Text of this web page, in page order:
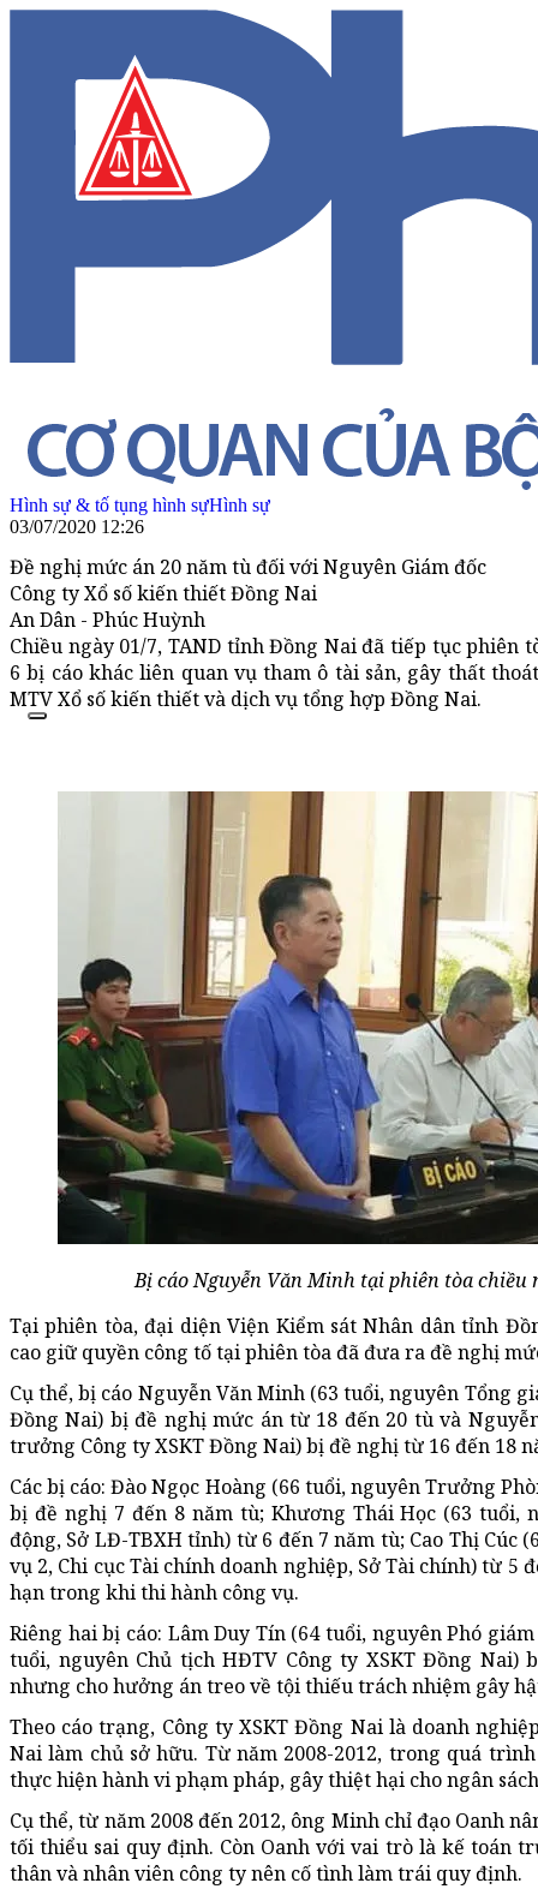
Hình sự & tố tụng hình sựHình sự
03/07/2020 12:26
Đề nghị mức án 20 năm tù đối với Nguyên Giám đốc
Công ty Xổ số kiến thiết Đồng Nai
An Dân - Phúc Huỳnh
Chiều ngày 01/7, TAND tỉnh Đồng Nai đã tiếp tục phiên
6 bị cáo khác liên quan vụ tham ô tài sản, gây thất
MTV Xổ số kiến thiết và dịch vụ tổng hợp Đồng Nai.
Bị cáo Nguyễn Văn Minh tại phiên tòa chiều
Tại phiên tòa, đại diện Viện Kiểm sát Nhân dân tỉnh
cao giữ quyền công tố tại phiên tòa đã đưa ra đề nghị
Cụ thể, bị cáo Nguyễn Văn Minh (63 tuổi, nguyên Tổng
Đồng Nai) bị đề nghị mức án từ 18 đến 20 tù và
trưởng Công ty XSKT Đồng Nai) bị đề nghị từ 16 đến 18
Các bị cáo: Đào Ngọc Hoàng (66 tuổi, nguyên Trưởng
bị đề nghị 7 đến 8 năm tù; Khương Thái Học (63 tuổi,
động, Sở LĐ-TBXH tỉnh) từ 6 đến 7 năm tù; Cao Thị
vụ 2, Chi cục Tài chính doanh nghiệp, Sở Tài chính) từ 5
hạn trong khi thi hành công vụ.
Riêng hai bị cáo: Lâm Duy Tín (64 tuổi, nguyên Phó
tuổi, nguyên Chủ tịch HĐTV Công ty XSKT Đồng
nhưng cho hưởng án treo về tội thiếu trách nhiệm gây
Theo cáo trạng, Công ty XSKT Đồng Nai là doanh
Nai làm chủ sở hữu. Từ năm 2008-2012, trong quá
thực hiện hành vi phạm pháp, gây thiệt hại cho ngân
Cụ thể, từ năm 2008 đến 2012, ông Minh chỉ đạo Oanh
tối thiểu sai quy định. Còn Oanh với vai trò là kế toán
thân và nhân viên công ty nên cố tình làm trái quy định.